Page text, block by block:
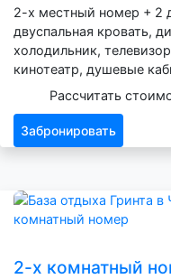
2-х местный номер + 2
двуспальная кровать,
холодильник,
кинотеатр, душевые
Рассчитать
Забронировать
2-х комнатный